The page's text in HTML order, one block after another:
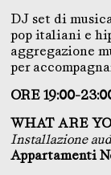
DJ set di
pop italiani e
aggregazione
per
ORE 19:00-
WHAT ARE
Installazione
Appartamenti